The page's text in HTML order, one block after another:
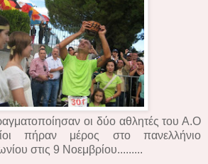
οι δύο αθλητές του Α.Ο
πήραν μέρος στο πανελλήνιο
στις 9 Νοεμβρίου.........